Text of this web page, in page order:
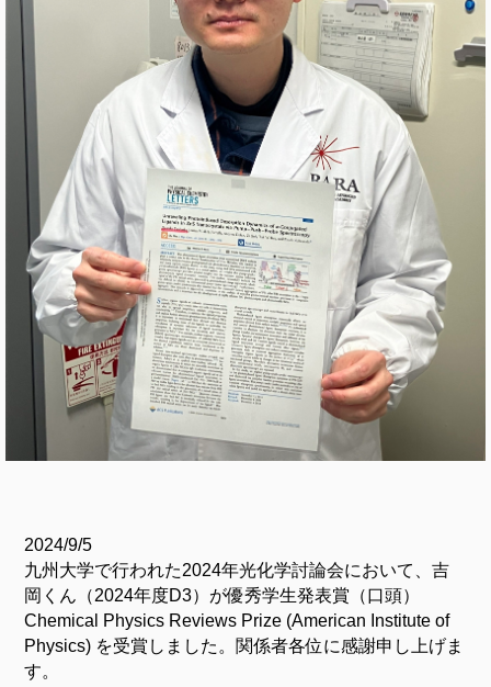
2024/9/5
九州大学で行われた2024年光化学討論会において、吉
岡くん（2024年度D3）が優秀学生発表賞（口頭）
Chemical Physics Reviews Prize (American Institute of
Physics) を受賞しました。関係者各位に感謝申し上げま
す。